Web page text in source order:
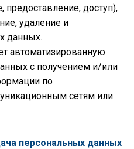
предоставление, доступ),
удаление и
данных.
автоматизированную
с получением и/или
по
сетям или
персональных данных